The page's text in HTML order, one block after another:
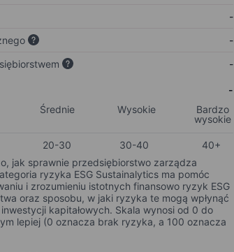
-
-
-
-
Średnie Wysokie
Bardzo
wysokie
20-30 30-40
40+
jak sprawnie przedsiębiorstwo zarządza
ryzyka ESG Sustainalytics ma pomóc
i zrozumieniu istotnych finansowo ryzyk ESG
oraz sposobu, w jaki ryzyka te mogą wpłynąć
kapitałowych. Skala wynosi od 0 do
lepiej (0 oznacza brak ryzyka, a 100 oznacza